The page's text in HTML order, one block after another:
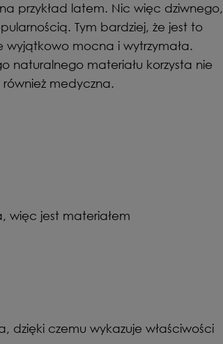
przykład latem. Nic więc dziwnego,
Tym bardziej, że jest to
mocna i wytrzymała.
naturalnego materiału korzysta nie
medyczna.
więc jest materiałem
dzięki czemu wykazuje właściwości